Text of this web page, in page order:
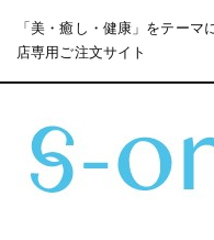
「美・癒し・健康」をテー
店専用ご注文サイト